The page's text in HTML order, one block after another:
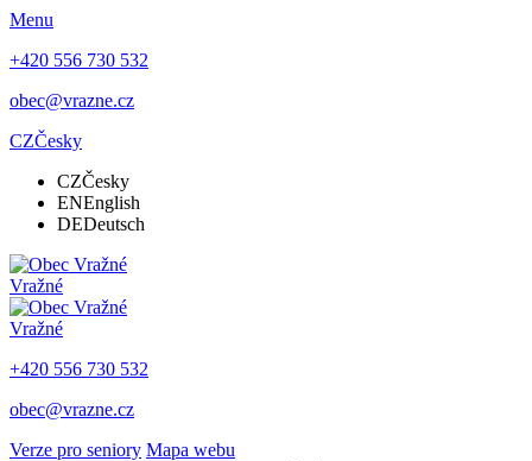
Menu
+420 556 730 532
obec@vrazne.cz
CZČesky
CZČesky
ENEnglish
DEDeutsch
Vražné
Vražné
+420 556 730 532
obec@vrazne.cz
Verze pro seniory Mapa webu